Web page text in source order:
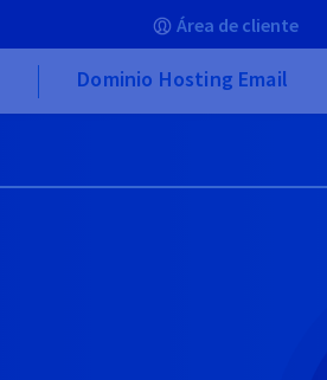
Área de cliente
Dominio Hosting Email